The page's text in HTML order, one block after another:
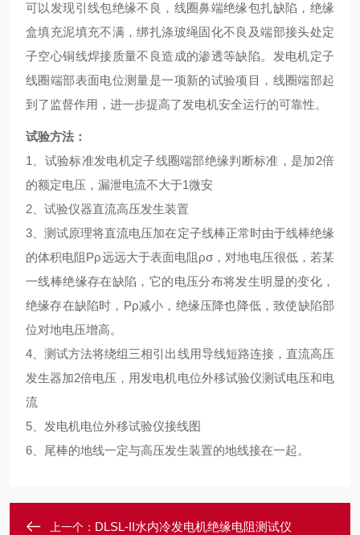
可以发现引线包绝缘不良，线圈鼻端绝缘包扎缺陷，绝缘
盒填充泥填充不满，绑扎涤玻绳固化不良及端部接头处定
子空心铜线焊接质量不良造成的渗透等缺陷。发电机定子
线圈端部表面电位测量是一项新的试验项目，线圈端部起
到了监督作用，进一步提高了发电机安全运行的可靠性。
试验方法：
1、试验标准发电机定子线圈端部绝缘判断标准，是加2倍
的额定电压，漏泄电流不大于1微安
2、试验仪器直流高压发生装置
3、测试原理将直流电压加在定子线棒正常时由于线棒绝缘
的体积电阻Ρρ远远大于表面电阻ρσ，对地电压很低，若某
一线棒绝缘存在缺陷，它的电压分布将发生明显的变化，
绝缘存在缺陷时，Ρρ减小，绝缘压降也降低，致使缺陷部
位对地电压增高。
4、测试方法将绕组三相引出线用导线短路连接，直流高压
发生器加2倍电压，用发电机电位外移试验仪测试电压和电
流
5、发电机电位外移试验仪接线图
6、尾棒的地线一定与高压发生装置的地线接在一起。
上一个： DLSL-II水内冷发电机绝缘电阻测试仪